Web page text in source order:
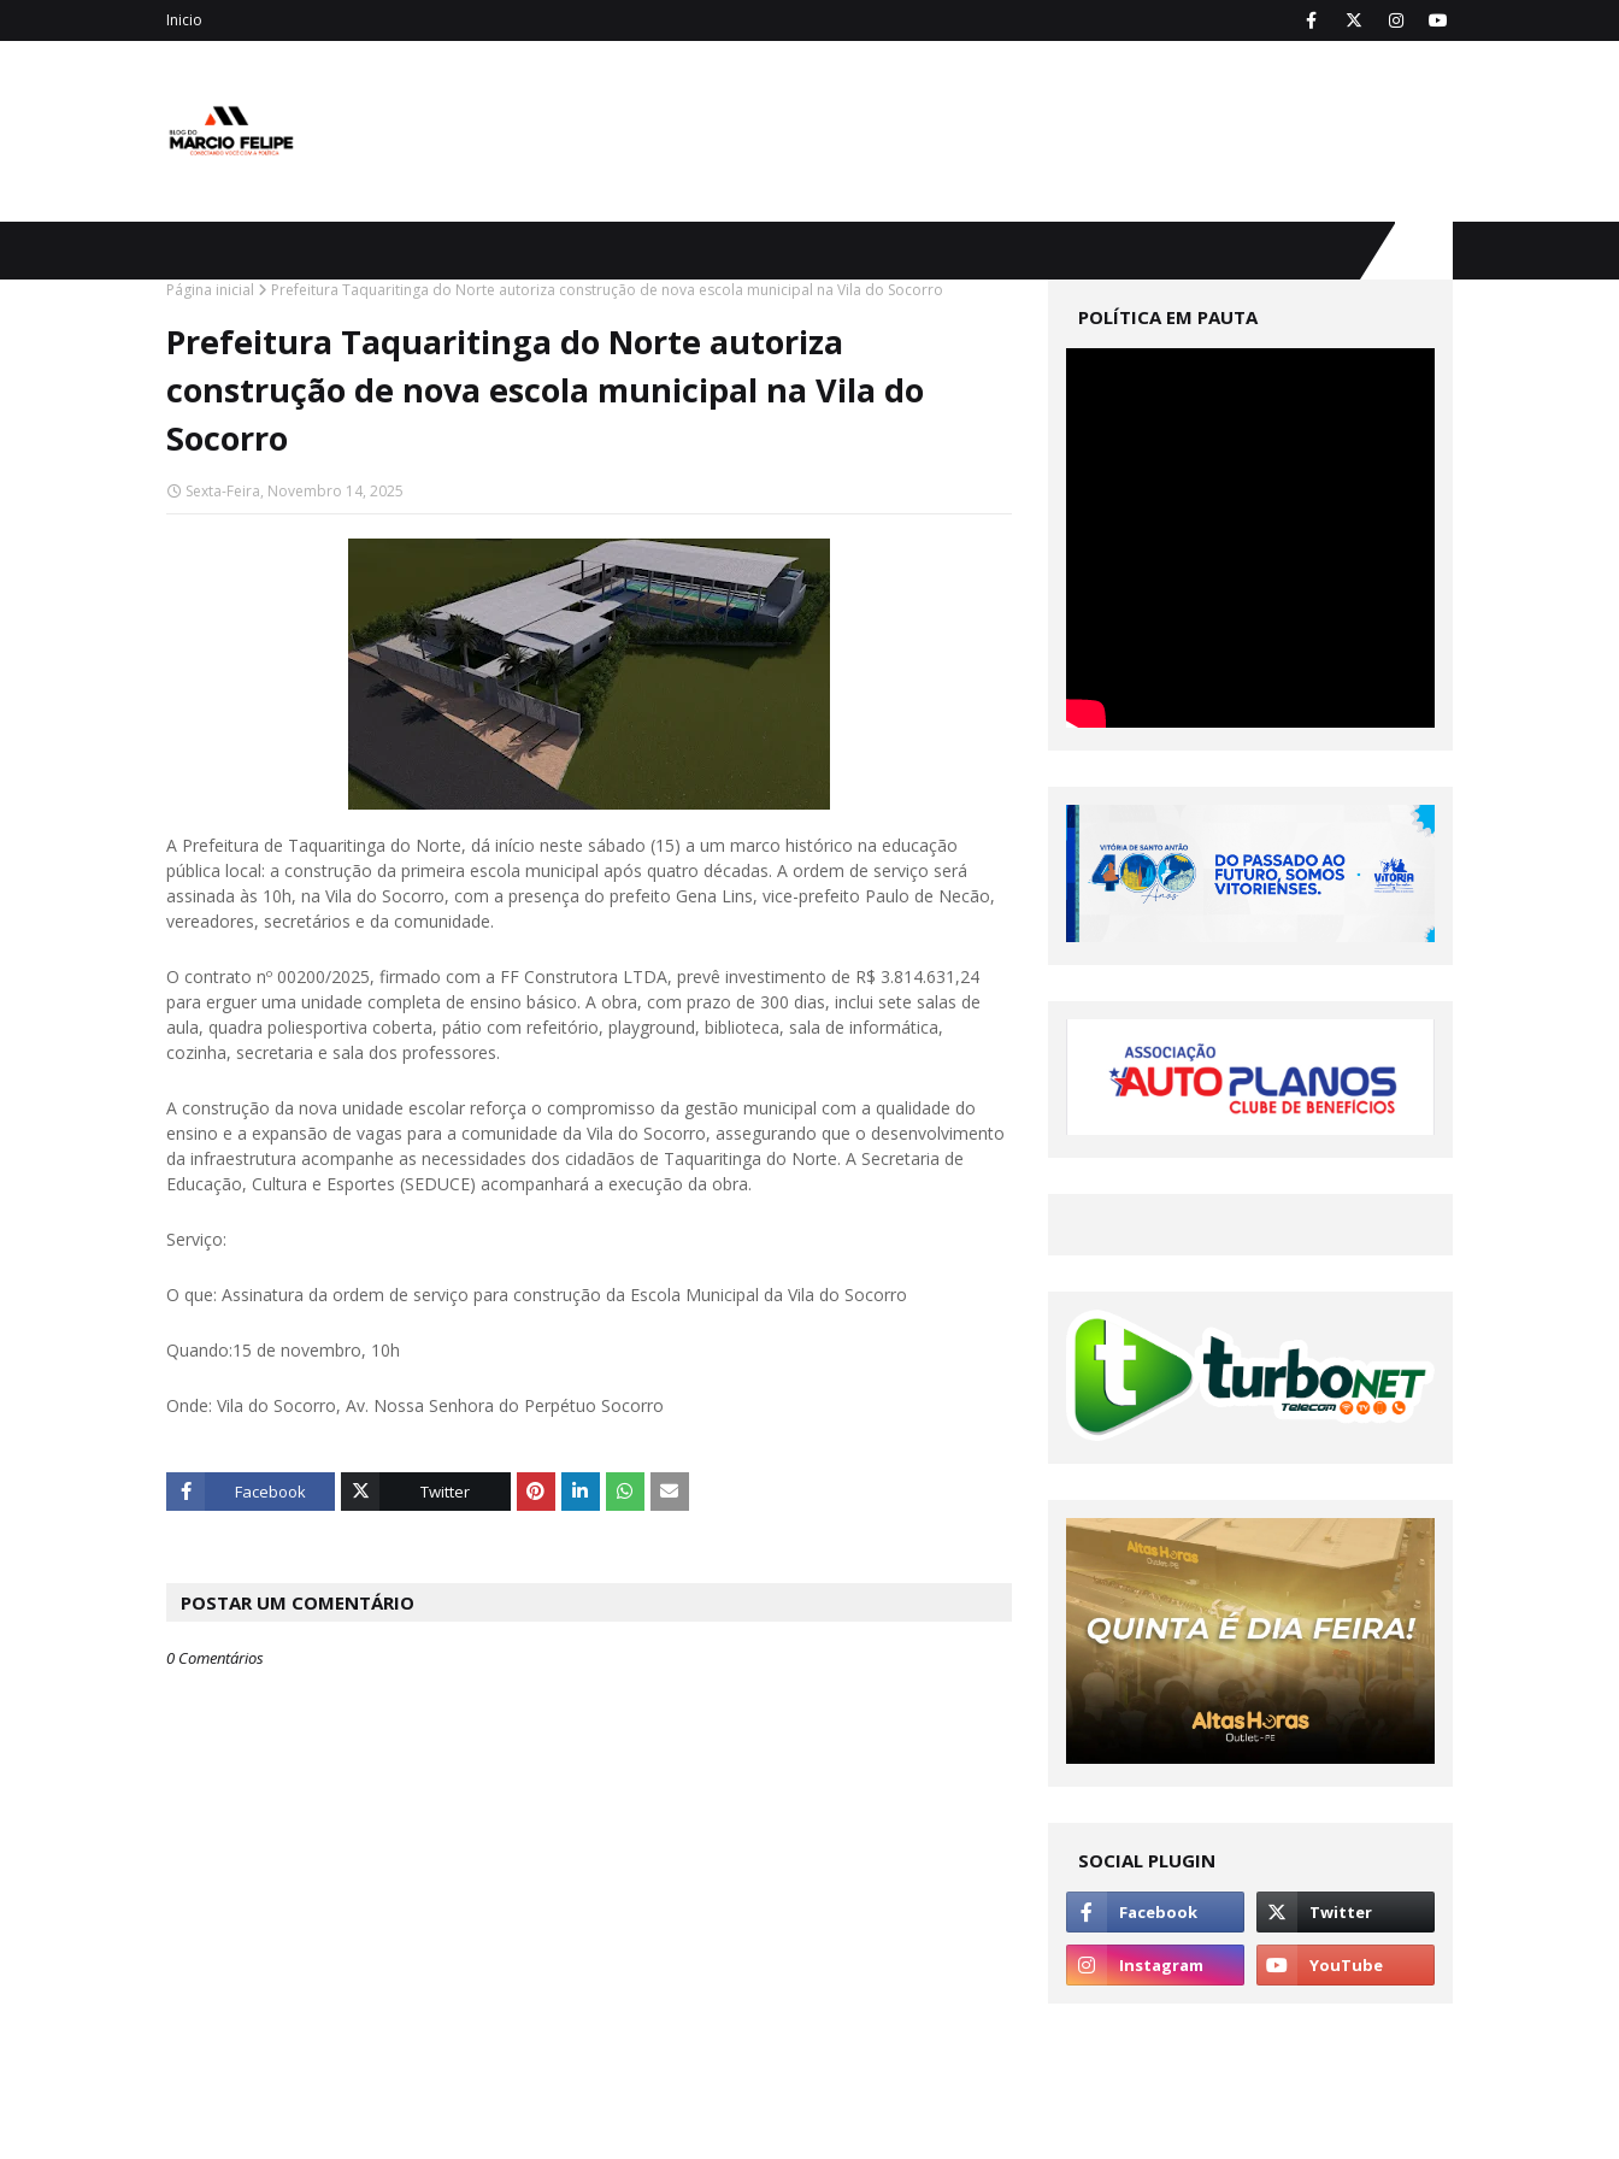
Inicio
Página inicial Prefeitura Taquaritinga do Norte autoriza construção de nova escola municipal na Vila do Socorro
Prefeitura Taquaritinga do Norte autoriza
construção de nova escola municipal na Vila do
Socorro
Sexta-Feira, Novembro 14, 2025
A Prefeitura de Taquaritinga do Norte, dá início neste sábado (15) a um marco histórico na educação
pública local: a construção da primeira escola municipal após quatro décadas. A ordem de serviço será
assinada às 10h, na Vila do Socorro, com a presença do prefeito Gena Lins, vice-prefeito Paulo de Necão,
vereadores, secretários e da comunidade.
O contrato nº 00200/2025, firmado com a FF Construtora LTDA, prevê investimento de R$ 3.814.631,24
para erguer uma unidade completa de ensino básico. A obra, com prazo de 300 dias, inclui sete salas de
aula, quadra poliesportiva coberta, pátio com refeitório, playground, biblioteca, sala de informática,
cozinha, secretaria e sala dos professores.
A construção da nova unidade escolar reforça o compromisso da gestão municipal com a qualidade do
ensino e a expansão de vagas para a comunidade da Vila do Socorro, assegurando que o desenvolvimento
da infraestrutura acompanhe as necessidades dos cidadãos de Taquaritinga do Norte. A Secretaria de
Educação, Cultura e Esportes (SEDUCE) acompanhará a execução da obra.
Serviço:
O que: Assinatura da ordem de serviço para construção da Escola Municipal da Vila do Socorro
Quando:15 de novembro, 10h
Onde: Vila do Socorro, Av. Nossa Senhora do Perpétuo Socorro
Facebook Twitter
POSTAR UM COMENTÁRIO
0 Comentários
POLÍTICA EM PAUTA
SOCIAL PLUGIN